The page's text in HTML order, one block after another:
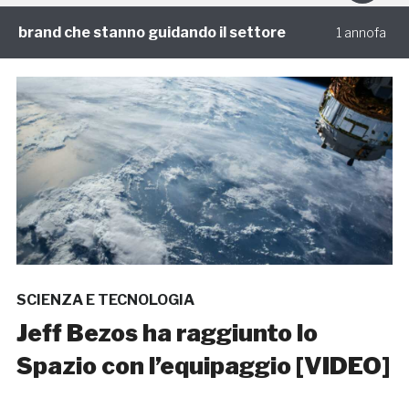
che stanno guidando il settore 1 annofa
SCIENZA E TECNOLOGIA
Jeff Bezos ha raggiunto lo
Spazio con l’equipaggio [VIDEO]